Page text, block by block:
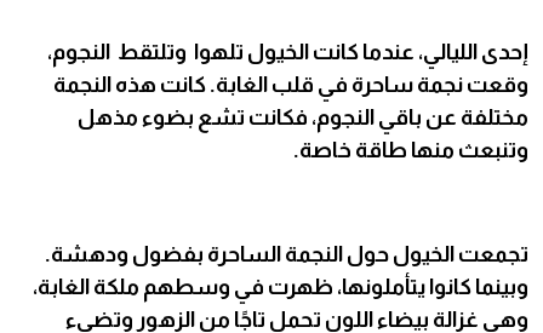
إحدى الليالي، عندما كانت الخيول تلهوا وتلتقط النجوم،
وقعت نجمة ساحرة في قلب الغابة. كانت هذه النجمة
مختلفة عن باقي النجوم، فكانت تشع بضوء مذهل
وتنبعث منها طاقة خاصة.
تجمعت الخيول حول النجمة الساحرة بفضول ودهشة.
وبينما كانوا يتأملونها، ظهرت في وسطهم ملكة الغابة،
وهي غزالة بيضاء اللون تحمل تاجًا من الزهور وتضيء